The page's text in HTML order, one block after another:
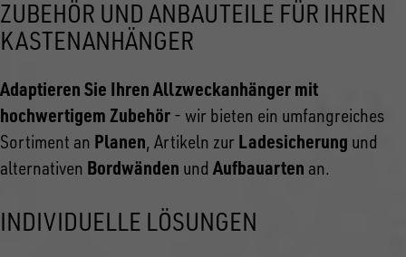
ZUBEHÖR UND ANBAUTEILE FÜR IHREN
KASTENANHÄNGER
Adaptieren Sie Ihren Allzweckanhänger mit
hochwertigem Zubehör - wir bieten ein umfangreiches
Sortiment an Planen, Artikeln zur Ladesicherung und
alternativen Bordwänden undAufbauarten an.
INDIVIDUELLE LÖSUNGEN